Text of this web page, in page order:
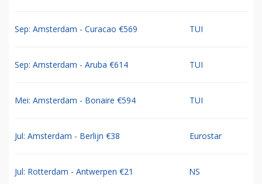
Sep: Amsterdam - Curacao €569 TUI
Sep: Amsterdam - Aruba €614 TUI
Mei: Amsterdam - Bonaire €594 TUI
Jul: Amsterdam - Berlijn €38 Eurostar
Jul: Rotterdam - Antwerpen €21 NS